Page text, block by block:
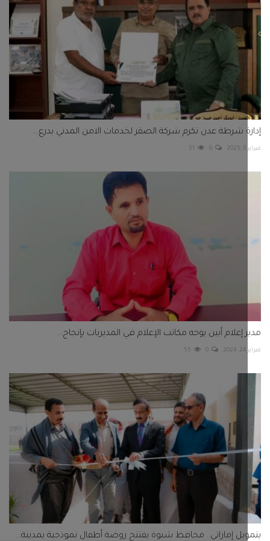
شرطة عدن تكرم شركة الصقر لخدمات الامن المدني بدرع...
0
51
إعلام أبين يوجه مكاتب الإعلام في المديريات بإنجاح...
0
55
إماراتي.. محافظ شبوة يفتتح روضة أطفال نموذجية بمدينة...